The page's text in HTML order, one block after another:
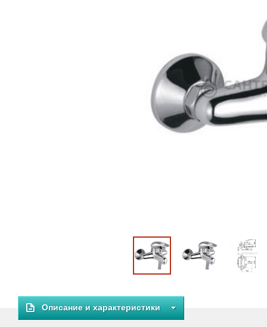
Описание и характеристики